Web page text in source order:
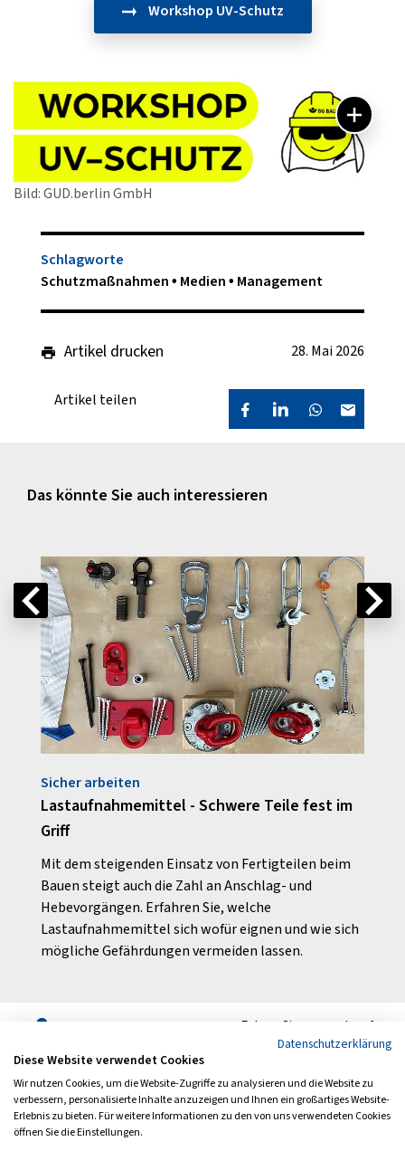
Workshop UV-Schutz
Bild: GUD.berlin GmbH
Schlagworte
Schutzmaßnahmen
Medien Management
Artikel drucken 28. Mai 2026
Artikel teilen
Das könnte Sie auch interessieren
Sicher arbeiten
Lastaufnahmemittel - Schwere Teile fest im
Griff
Mit dem steigenden Einsatz von Fertigteilen beim
Bauen steigt auch die Zahl an Anschlag- und
Hebevorgängen. Erfahren Sie, welche
Lastaufnahmemittel sich wofür eignen und wie sich
mögliche Gefährdungen vermeiden lassen.
Folgen Sie uns auch auf
Archiv
Datenschutzerklärung
Diese Website verwendet Cookies
Wir nutzen Cookies, um die Website-Zugriffe zu analysieren und die Website zu
verbessern, personalisierte Inhalte anzuzeigen und Ihnen ein großartiges Website-
Erlebnis zu bieten. Für weitere Informationen zu den von uns verwendeten Cookies
öffnen Sie die Einstellungen.